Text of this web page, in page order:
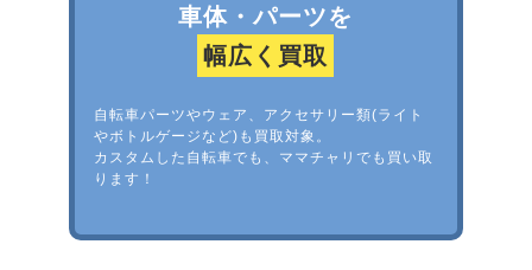
車体・パーツを
幅広く買取
自転車パーツやウェア、アクセサリー類(ライト
やボトルゲージなど)も買取対象。
カスタムした自転車でも、ママチャリでも買い取
ります！